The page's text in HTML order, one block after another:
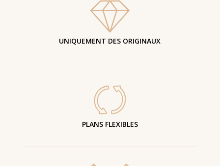
UNIQUEMENT DES ORIGINAUX
PLANS FLEXIBLES